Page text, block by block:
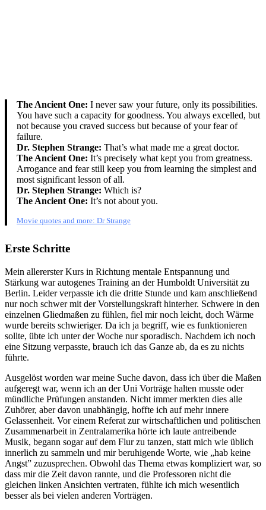
The Ancient One: I never saw your future, only its possibilities.
You have such a capacity for goodness. You always excelled, but
not because you craved success but because of your fear of
failure.
Dr. Stephen Strange: That’s what made me a great doctor.
The Ancient One: It’s precisely what kept you from greatness.
Arrogance and fear still keep you from learning the simplest and
most significant lesson of all.
Dr. Stephen Strange: Which is?
The Ancient One: It’s not about you.
Movie quotes and more: Dr Strange
Erste Schritte
Mein allererster Kurs in Richtung mentale Entspannung und
Stärkung war autogenes Training an der Humboldt Universität zu
Berlin. Leider verpasste ich die dritte Stunde und kam anschließend
nur noch schwer mit der Vorstellungskraft hinterher. Schwere in den
einzelnen Gliedmaßen zu fühlen, fiel mir noch leicht, doch Wärme
wurde bereits schwieriger. Da ich ja begriff, wie es funktionieren
sollte, übte ich unter der Woche nur sporadisch. Nachdem ich noch
eine Sitzung verpasste, brauch ich das Ganze ab, da es zu nichts
führte.
Ausgelöst worden war meine Suche davon, dass ich über die Maßen
aufgeregt war, wenn ich an der Uni Vorträge halten musste oder
mündliche Prüfungen anstanden. Nicht immer merkten dies alle
Zuhörer, aber davon unabhängig, hoffte ich auf mehr innere
Gelassenheit. Vor einem Referat zur wirtschaftlichen und politischen
Zusammenarbeit in Zentralamerika hörte ich laute antreibende
Musik, begann sogar auf dem Flur zu tanzen, statt mich wie üblich
innerlich zu sammeln und mir beruhigende Worte, wie „hab keine
Angst” zuzusprechen. Obwohl das Thema etwas kompliziert war, so
dass mir die Zeit davon rannte, und die Professoren nicht die
gleichen linken Ansichten vertraten, fühlte ich mich wesentlich
besser als bei vielen anderen Vorträgen.